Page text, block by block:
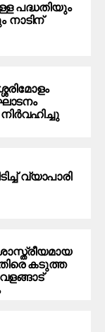
പദ്ധതിയും
നാടിന്
വ്യാപാരി
കടുത്ത